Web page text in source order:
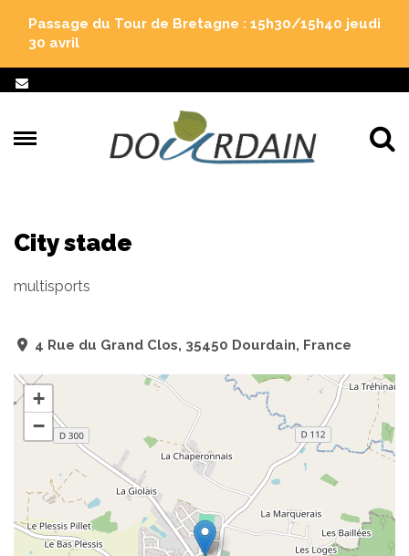
Passage du Tour de Bretagne : 15h30/15h40 jeudi
30 avril
City stade
multisports
4 Rue du Grand Clos, 35450 Dourdain, France
+
−